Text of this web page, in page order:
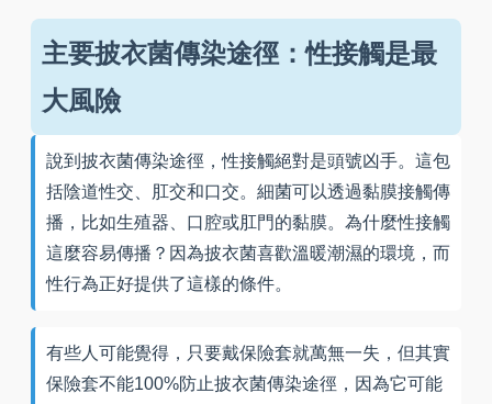
主要披衣菌傳染途徑：性接觸是最
大風險
說到披衣菌傳染途徑，性接觸絕對是頭號凶手。這包
括陰道性交、肛交和口交。細菌可以透過黏膜接觸傳
播，比如生殖器、口腔或肛門的黏膜。為什麼性接觸
這麼容易傳播？因為披衣菌喜歡溫暖潮濕的環境，而
性行為正好提供了這樣的條件。
有些人可能覺得，只要戴保險套就萬無一失，但其實
保險套不能100%防止披衣菌傳染途徑，因為它可能